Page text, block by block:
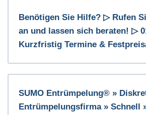
Benötigen Sie Hilfe? ▷ Rufen
an und lassen sich beraten! ▷
Kurzfristig Termine &
SUMO Entrümpelung® »
Entrümpelungsfirma » Schnell